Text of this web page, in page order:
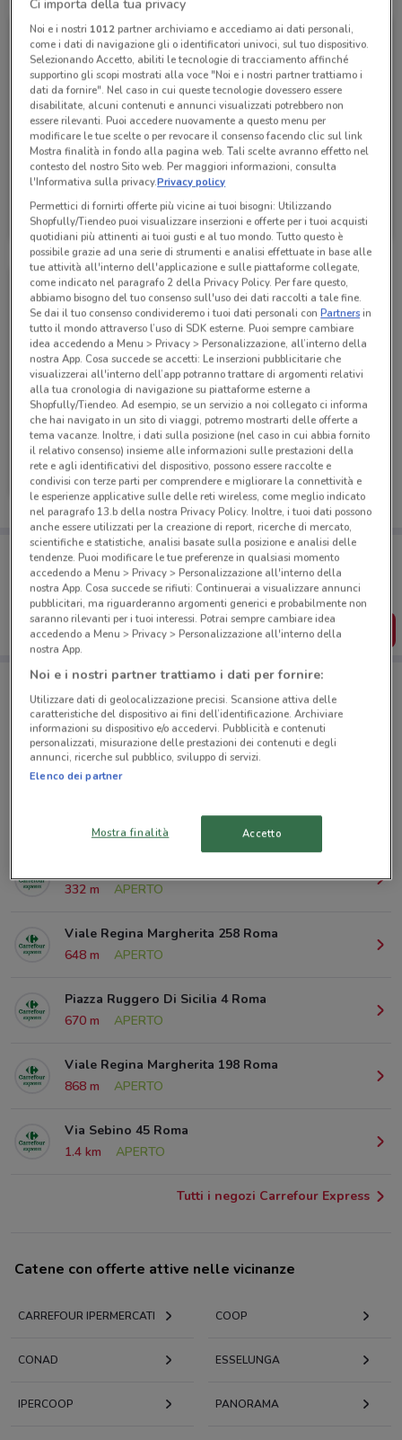
Carrefour Express
Scade martedì 648 m
Carrefour Express
Scade il 31/08 648 m
Porta DoveConviene sempre con te!
Puoi trovare le migliori offerte dei negozi vicino a te,
salvarle e creare la tua lista del risparmio, comodamente
dal tuo cellulare.
SCARICA L’APP
Negozi Carrefour Express a Roma
© MapTiler
332 m
APERTO
Viale Regina Margherita 258 Roma
648 m
APERTO
Piazza Ruggero Di Sicilia 4 Roma
670 m
APERTO
Viale Regina Margherita 198 Roma
868 m
APERTO
Via Sebino 45 Roma
1.4 km
APERTO
Tutti i negozi Carrefour Express
Catene con offerte attive nelle vicinanze
CARREFOUR IPERMERCATI COOP
CONAD ESSELUNGA
IPERCOOP PANORAMA
Ci importa della tua privacy
Noi e i nostri 1012partner archiviamo e accediamo ai dati personali,
come i dati di navigazione gli o identificatori univoci, sul tuo dispositivo.
Selezionando Accetto, abiliti le tecnologie di tracciamento affinché
supportino gli scopi mostrati alla voce "Noi e i nostri partner trattiamo i
dati da fornire". Nel caso in cui queste tecnologie dovessero essere
disabilitate, alcuni contenuti e annunci visualizzati potrebbero non
essere rilevanti. Puoi accedere nuovamente a questo menu per
modificare le tue scelte o per revocare il consenso facendo clic sul link
Mostra finalità in fondo alla pagina web. Tali scelte avranno effetto nel
contesto del nostro Sito web. Per maggiori informazioni, consulta
l'Informativa sulla privacy.Privacy policy
Permettici di fornirti offerte più vicine ai tuoi bisogni: Utilizzando
Shopfully/Tiendeo puoi visualizzare inserzioni e offerte per i tuoi acquisti
quotidiani più attinenti ai tuoi gusti e al tuo mondo. Tutto questo è
possibile grazie ad una serie di strumenti e analisi effettuate in base alle
tue attività all'interno dell'applicazione e sulle piattaforme collegate,
come indicato nel paragrafo 2 della Privacy Policy. Per fare questo,
abbiamo bisogno del tuo consenso sull'uso dei dati raccolti a tale fine.
Se dai il tuo consenso condivideremo i tuoi dati personali conPartnersin
tutto il mondo attraverso l’uso di SDK esterne. Puoi sempre cambiare
idea accedendo a Menu > Privacy > Personalizzazione, all’interno della
nostra App. Cosa succede se accetti: Le inserzioni pubblicitarie che
visualizzerai all'interno dell’app potranno trattare di argomenti relativi
alla tua cronologia di navigazione su piattaforme esterne a
Shopfully/Tiendeo. Ad esempio, se un servizio a noi collegato ci informa
che hai navigato in un sito di viaggi, potremo mostrarti delle offerte a
tema vacanze. Inoltre, i dati sulla posizione (nel caso in cui abbia fornito
il relativo consenso) insieme alle informazioni sulle prestazioni della
rete e agli identificativi del dispositivo, possono essere raccolte e
condivisi con terze parti per comprendere e migliorare la connettività e
le esperienze applicative sulle delle reti wireless, come meglio indicato
nel paragrafo 13.b della nostra Privacy Policy. Inoltre, i tuoi dati possono
anche essere utilizzati per la creazione di report, ricerche di mercato,
scientifiche e statistiche, analisi basate sulla posizione e analisi delle
tendenze. Puoi modificare le tue preferenze in qualsiasi momento
accedendo a Menu > Privacy > Personalizzazione all'interno della
nostra App. Cosa succede se rifiuti: Continuerai a visualizzare annunci
pubblicitari, ma riguarderanno argomenti generici e probabilmente non
saranno rilevanti per i tuoi interessi. Potrai sempre cambiare idea
accedendo a Menu > Privacy > Personalizzazione all'interno della
nostra App.
Noi e i nostri partner trattiamo i dati per fornire:
Utilizzare dati di geolocalizzazione precisi. Scansione attiva delle
caratteristiche del dispositivo ai fini dell’identificazione. Archiviare
informazioni su dispositivo e/o accedervi. Pubblicità e contenuti
personalizzati, misurazione delle prestazioni dei contenuti e degli
annunci, ricerche sul pubblico, sviluppo di servizi.
Elenco dei partner
Mostra finalità Accetto